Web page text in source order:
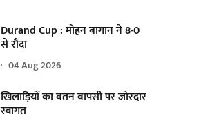
Durand Cup : मोहन बागान ने 8-0
से रौंदा
04 Aug 2026
खिलाड़ियों का वतन वापसी पर जोरदार
स्वागत